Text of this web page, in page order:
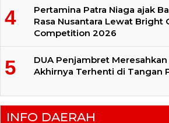
Pertamina Patra Niaga ajak
Rasa Nusantara Lewat Bright
Competition 2026
DUA Penjambret
Akhirnya Terhenti di Tangan
INFO DAERAH